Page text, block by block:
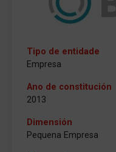
Tipo de entidade
Empresa
Ano de constitución
2013
Dimensión
Pequena Empresa